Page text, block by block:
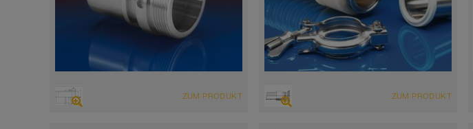
ZUM PRODUKT ZUM PRODUKT